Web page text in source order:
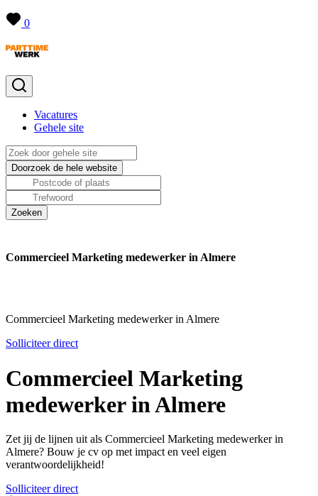
0
Vacatures
Gehele site
Commercieel Marketing medewerker in Almere
Commercieel Marketing medewerker in Almere
Solliciteer direct
Commercieel Marketing
medewerker in Almere
Zet jij de lijnen uit als Commercieel Marketing medewerker in
Almere? Bouw je cv op met impact en veel eigen
verantwoordelijkheid!
Solliciteer direct